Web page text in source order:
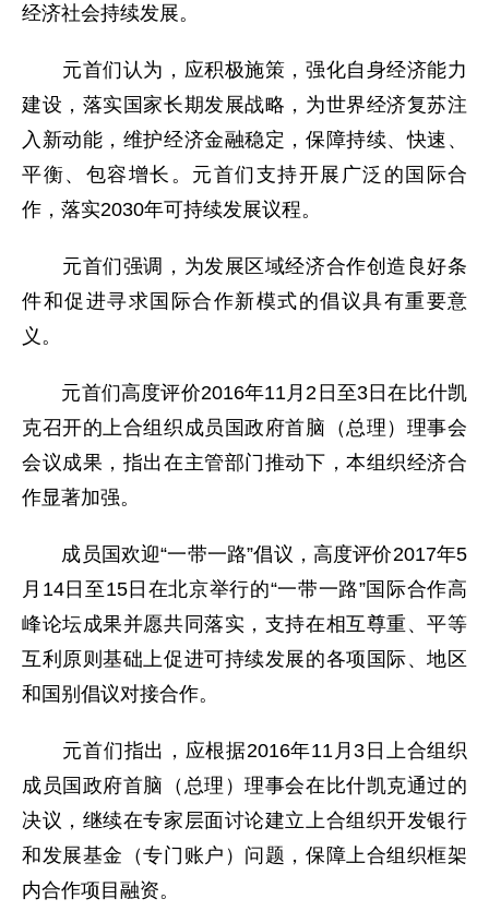
经济社会持续发展。
元首们认为，应积极施策，强化自身经济能力
建设，落实国家长期发展战略，为世界经济复苏注
入新动能，维护经济金融稳定，保障持续、快速、
平衡、包容增长。元首们支持开展广泛的国际合
作，落实2030年可持续发展议程。
元首们强调，为发展区域经济合作创造良好条
件和促进寻求国际合作新模式的倡议具有重要意
义。
元首们高度评价2016年11月2日至3日在比什凯
克召开的上合组织成员国政府首脑（总理）理事会
会议成果，指出在主管部门推动下，本组织经济合
作显著加强。
成员国欢迎“一带一路”倡议，高度评价2017年5
月14日至15日在北京举行的“一带一路”国际合作高
峰论坛成果并愿共同落实，支持在相互尊重、平等
互利原则基础上促进可持续发展的各项国际、地区
和国别倡议对接合作。
元首们指出，应根据2016年11月3日上合组织
成员国政府首脑（总理）理事会在比什凯克通过的
决议，继续在专家层面讨论建立上合组织开发银行
和发展基金（专门账户）问题，保障上合组织框架
内合作项目融资。